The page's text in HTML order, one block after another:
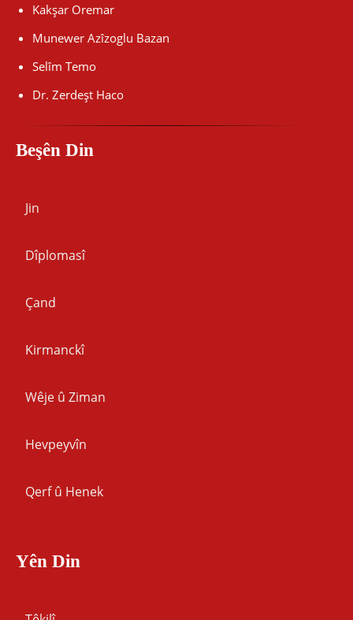
Kakşar Oremar
Munewer Azîzoglu Bazan
Selîm Temo
Dr. Zerdeşt Haco
Beşên Din
Jin
Dîplomasî
Çand
Kirmanckî
Wêje û Ziman
Hevpeyvîn
Qerf û Henek
Yên Din